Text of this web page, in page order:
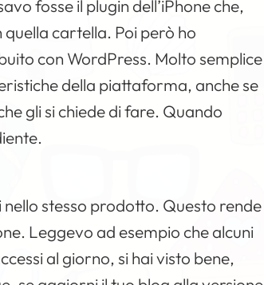
fosse il plugin dell’iPhone che,
quella cartella. Poi però ho
con WordPress. Molto semplice
della piattaforma, anche se
gli si chiede di fare. Quando
stesso prodotto. Questo rende
Leggevo ad esempio che alcuni
al giorno, si hai visto bene,